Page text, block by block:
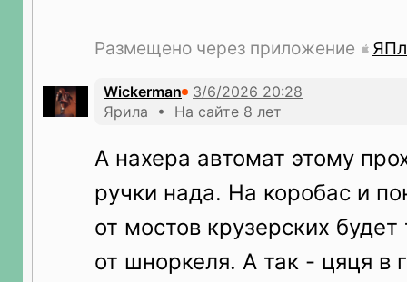
Размещено через приложение
Wickerman
Ярила • На сайте 8 лет
А нахера автомат этому
ручки нада. На коробас и
от мостов крузерских
от шноркеля. А так - цяця в